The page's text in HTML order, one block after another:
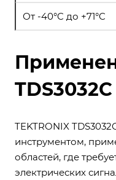
От -40°C до +71°C
TDS3032C
TEKTRONIX
инструментом,
областей, где
электрических